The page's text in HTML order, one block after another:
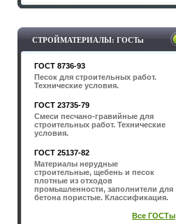
СТРОЙМАТЕРИАЛЫ: ГОСТы
ГОСТ 8736-93
Песок для строительных работ.
Технические условия.
ГОСТ 23735-79
Смеси песчано-гравийные для
строительных работ. Технические
условия.
ГОСТ 25137-82
Материалы нерудные
строительные, щебень и песок
плотные из отходов
промышленности, заполнители для
бетона пористые. Классификация.
Все ГОСТы